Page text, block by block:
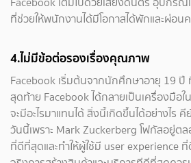
ที่ช่วยให้พนักงานได้มีโอกาสได้พักและผ่อน
4.ไม่มีข้อต่อรองเรื่องคุณภาพ
Facebook เริ่มต้นจากนักศึกษาอายุ 19 ปี
สุดท้าย Facebook ได้กลายเป็นเครื่องมือใ
จะมีอะไรมาแทนได้ สิ่งนี้เกิดขึ้นได้อย่างไร
วันนี้เพราะ Mark Zuckerberg โฟกัสอยู่ตล
ที่ดีที่สุดและทำให้ผู้ใช้มี user experience